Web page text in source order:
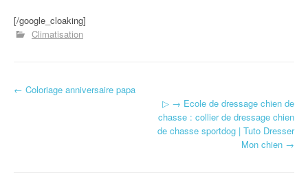
[/google_cloaking]
Climatisation
Navigation d'article
← Coloriage anniversaire papa
▷ → Ecole de dressage chien de
chasse : collier de dressage chien
de chasse sportdog | Tuto Dresser
Mon chien →